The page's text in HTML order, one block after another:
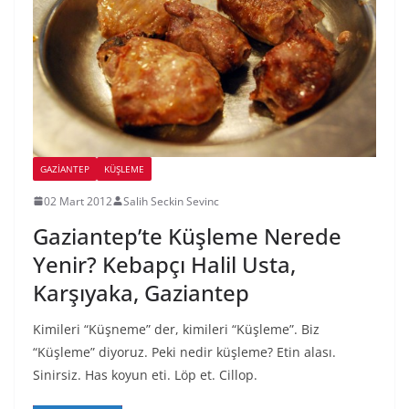
GAZIANTEP KÜŞLEME
02 Mart 2012 Salih Seckin Sevinc
Gaziantep’te Küşleme Nerede
Yenir? Kebapçı Halil Usta,
Karşıyaka, Gaziantep
Kimileri “Küşneme” der, kimileri “Küşleme”. Biz
“Küşleme” diyoruz. Peki nedir küşleme? Etin alası.
Sinirsiz. Has koyun eti. Löp et. Cillop.